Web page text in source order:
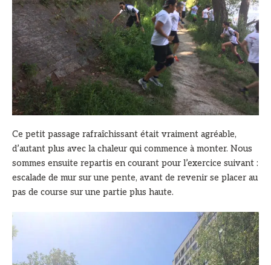
Ce petit passage rafraîchissant était vraiment agréable,
d’autant plus avec la chaleur qui commence à monter. Nous
sommes ensuite repartis en courant pour l’exercice suivant :
escalade de mur sur une pente, avant de revenir se placer au
pas de course sur une partie plus haute.